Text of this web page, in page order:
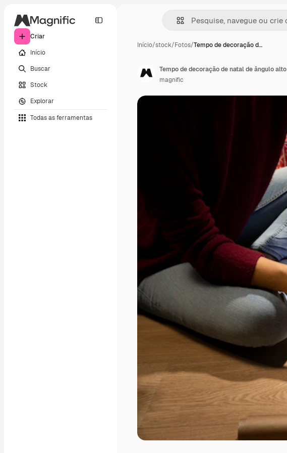
Criar
Início
Buscar
Stock
Explorar
Todas as ferramentas
Início/stock/Fotos/Tempo de decoração d…
Tempo de decoração de natal de ângulo alto
magnific